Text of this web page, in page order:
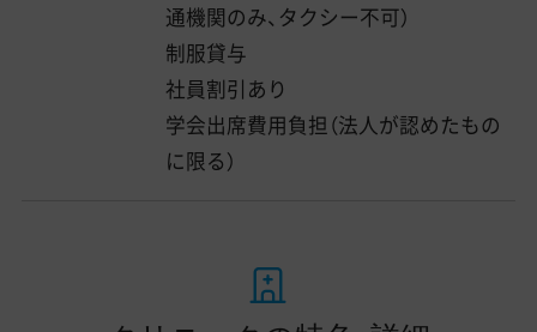
通機関のみ、タクシー不可）
制服貸与
社員割引あり
学会出席費用負担（法人が認めたもの
に限る）